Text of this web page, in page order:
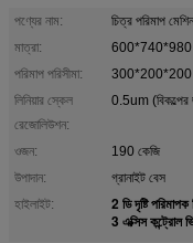
পণ্যের নাম:
চিত্র পরিমাপ মেশিন
মাত্রা:
600*740*980
পরিমাপ পরিসীমা:
300*200*200
লিনিয়ার স্কেল
রেজোলিউশন:
0.5um
ওজন:
190 কেজি
উপাদান:
গ্রানাইট বেস
হাইলাইট:
2 ডি দৃষ্টি
3 এক্সিস কন্ট্রোল